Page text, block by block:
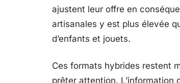
ajustent leur offre en
artisanales y est plus élevée
d’enfants et jouets.
Ces formats hybrides restent
prêter attention.